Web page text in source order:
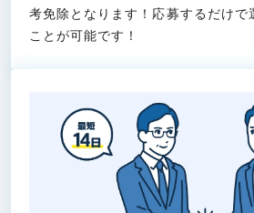
考免除となります！応募するだけで
ことが可能です！